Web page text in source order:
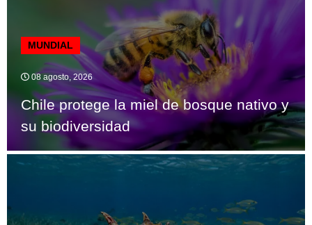
MUNDIAL
08 agosto, 2026
Chile protege la miel de bosque nativo y
su biodiversidad